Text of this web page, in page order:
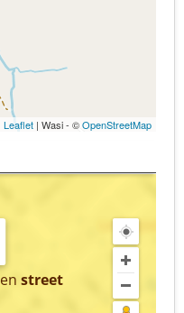
Leaflet | Wasi - ©OpenStreetMap
en street